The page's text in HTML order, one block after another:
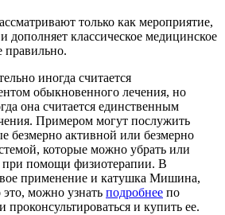
только как мероприятие,
дополняет классическое медицинское
правильно.
иногда считается
обыкновенного лечения, но
она считается единственным
Примером могут послужить
безмерно активной или безмерно
которые можно убрать или
при помощи физиотерапии. В
применение и катушка Мишина,
это, можно узнать подробнее по
и купить ее.